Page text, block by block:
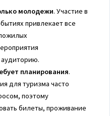
молодежи. Участие в
привлекает все
планирования.
для туризма часто
поэтому
билеты, проживание